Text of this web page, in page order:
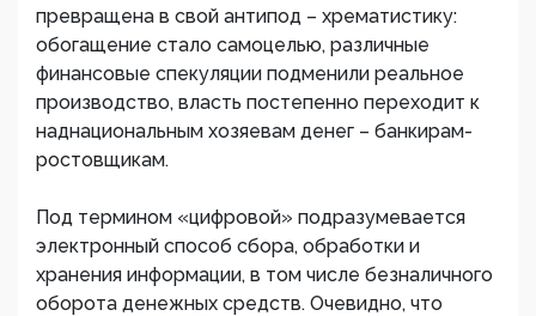
превращена в свой антипод – хрематистику:
обогащение стало самоцелью, различные
финансовые спекуляции подменили реальное
производство, власть постепенно переходит к
наднациональным хозяевам денег – банкирам-
ростовщикам.
Под термином «цифровой» подразумевается
электронный способ сбора, обработки и
хранения информации, в том числе безналичного
оборота денежных средств. Очевидно, что